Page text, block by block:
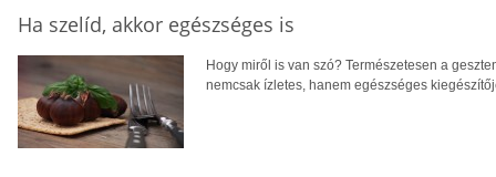
Ha szelíd, akkor egészséges is
Hogy miről is van szó? Természetesen a
nemcsak ízletes, hanem egészséges